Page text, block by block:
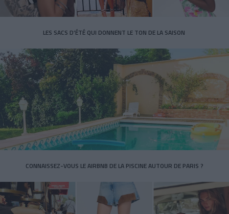
LES SACS D’ÉTÉ QUI DONNENT LE TON DE LA SAISON
CONNAISSEZ-VOUS LE AIRBNB DE LA PISCINE AUTOUR DE PARIS ?